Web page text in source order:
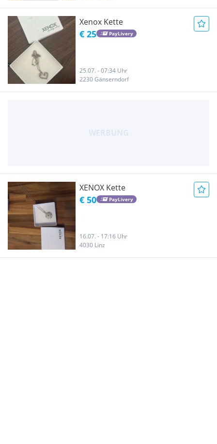
Xenox Kette
€ 25 PayLivery
25.07. - 07:34 Uhr
2230 Gänserndorf
XENOX Kette
€ 50 PayLivery
16.07. - 17:16 Uhr
4030 Linz